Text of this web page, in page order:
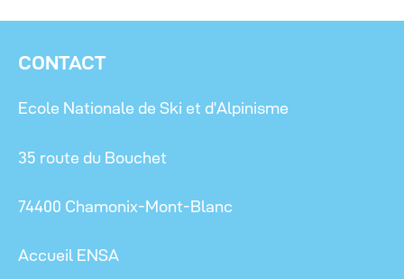
CONTACT
Ecole Nationale de Ski et d’Alpinisme
35 route du Bouchet
74400 Chamonix-Mont-Blanc
Accueil ENSA